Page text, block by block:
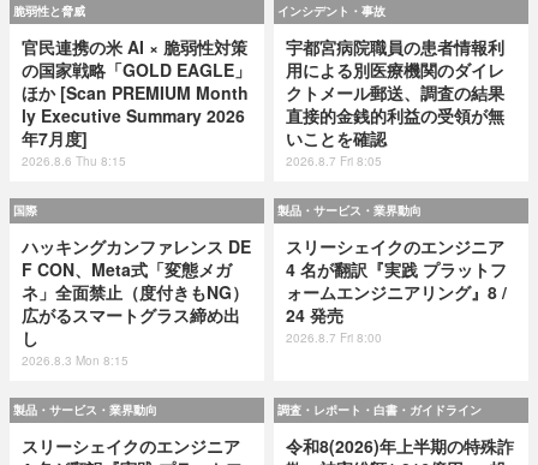
脆弱性と脅威
官民連携の米 AI × 脆弱性対策
の国家戦略「GOLD EAGLE」
ほか [Scan PREMIUM Month
ly Executive Summary 2026
年7月度]
2026.8.6 Thu 8:15
インシデント・事故
宇都宮病院職員の患者情報利
用による別医療機関のダイレ
クトメール郵送、調査の結果
直接的金銭的利益の受領が無
いことを確認
2026.8.7 Fri 8:05
国際
ハッキングカンファレンス DE
F CON、Meta式「変態メガ
ネ」全面禁止（度付きもNG）
広がるスマートグラス締め出
し
2026.8.3 Mon 8:15
製品・サービス・業界動向
スリーシェイクのエンジニア
4 名が翻訳『実践 プラットフ
ォームエンジニアリング』8 /
24 発売
2026.8.7 Fri 8:00
製品・サービス・業界動向
スリーシェイクのエンジニア
調査・レポート・白書・ガイドライン
令和8(2026)年上半期の特殊詐